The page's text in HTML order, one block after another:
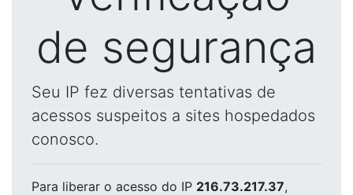
de segurança
Seu IP fez diversas tentativas de
acessos suspeitos a sites hospedados
conosco.
Para liberar o acesso do IP 216.73.217.37,